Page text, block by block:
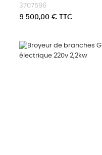
3707596
Prix
9 500,00 € TTC